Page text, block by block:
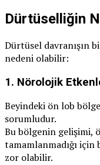
Dürtüselliğin
Dürtüsel davranışın
nedeni olabilir:
1. Nörolojik
Beyindeki ön lob
sorumludur.
Bu bölgenin gelişimi,
tamamlanmadığı
zor olabilir.